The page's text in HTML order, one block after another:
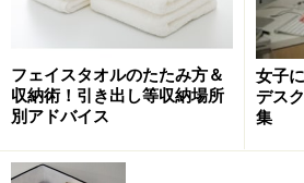
フェイスタオルのたたみ方＆
収納術！引き出し等収納場所
別アドバイス
女子
デス
集